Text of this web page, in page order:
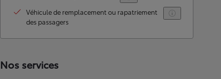
Véhicule de remplacement ou rapatriement
des passagers
Nos services